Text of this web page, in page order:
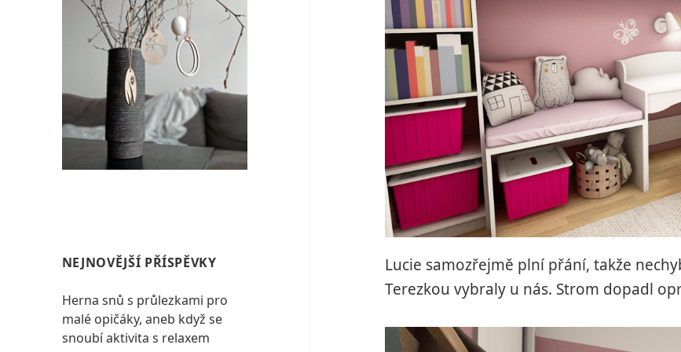
NEJNOVĚJŠÍ PŘÍSPĚVKY
Herna snů s průlezkami pro
malé opičáky, aneb když se
snoubí aktivita s relaxem
Lucie samozřejmě plní přání, takže
Terezkou vybraly u nás. Strom dopadl